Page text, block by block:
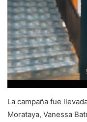
La campaña fue
Morataya, Vanessa